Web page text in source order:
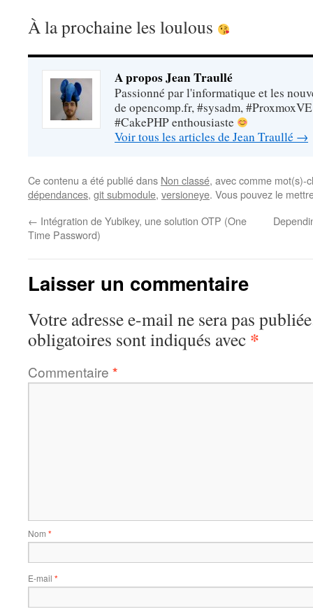
À la prochaine les loulous
A propos Jean Traullé
Passionné par l'informatique et les
de opencomp.fr, #sysadm,
#CakePHP enthousiaste
Voir tous les articles de Jean Traullé →
Ce contenu a été publié dans Non classé, avec comme mot(s)-
dépendances, git submodule, versioneye. Vous pouvez le
← Intégration de Yubikey, une solution OTP (One
Time Password)
Laisser un commentaire
Votre adresse e-mail ne sera pas
obligatoires sont indiqués avec *
Commentaire *
Nom *
E-mail *